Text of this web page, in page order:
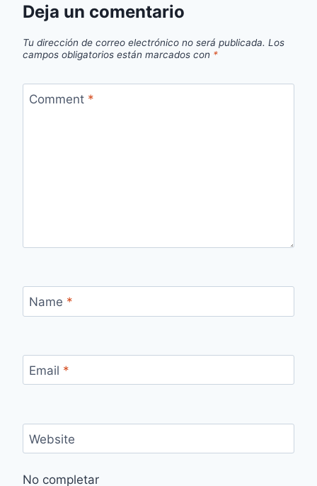
Deja un comentario
Tu dirección de correo electrónico no será publicada. Los
campos obligatorios están marcados con *
Comment *
Name *
Email *
Website
No completar